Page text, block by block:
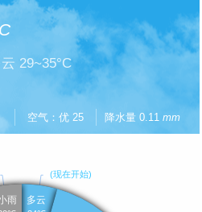
29~35°C
空气：优 25 降水量 0.11 mm